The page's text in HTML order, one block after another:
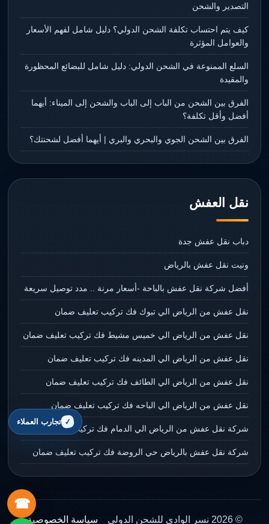
التصدير والشحن
كيف يتم احتساب تكلفة الشحن الدولي؟ دليل شامل لفهم الأسعار
والعوامل المؤثرة
السلع الممنوعة في الشحن الدولي: دليل شامل للبضائع المحظورة
والمقيدة
الفرق بين الشحن من الباب إلى الباب والشحن إلى الميناء: أيهما
أفضل وأقل تكلفة؟
الفرق بين الشحن الجوي والبحري والبري | أيهما أفضل لشحنتك؟
نقل العفش
دباب نقل عفش جدة
ونيت نقل عفش بالرياض
أفضل شركة نقل عفش بالباحة -أسعار مرنة .. مدد توصيل سريعة
نقل عفش من الرياض الي تبوك فك تركيب تعليف ضمان
نقل عفش من الرياض الي خميس مشيط فك تركيب تعليف ضمان
نقل عفش من الرياض الي المدينه فك تركيب تعليف ضمان
نقل عفش من الرياض الي الطائف فك تركيب تعليف ضمان
نقل عفش من الرياض الي الباحه فك تركيب تعليف ضمان
شركة نقل عفش من الرياض الي الدمام فك تركيب تعليف ضمان
شركة نقل عفش بالرياض حي الروضة فك تركيب تعليف ضمان
© 2026 نسر الوادي للشحن الدولي سياسة الخصوصية
☎
تجارب العملاء